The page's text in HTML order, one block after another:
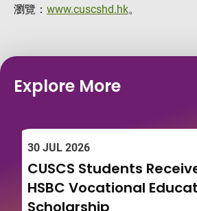
瀏覽： www.cuscshd.hk。
Explore More
30 JUL 2026
CUSCS Students
HSBC Vocational
Scholarship